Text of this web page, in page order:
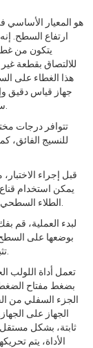
ارتفاع السطح.
للالتصاق بقطعة
هذا الغطاء على
جهاز قياس دقيق
تتوافر درجات
للنسيج الفائق،
قبل إجراء
يمكن استخدام قناع
لبدء العملية، قم
بوضعها على
تعمل أداة اللولب
بضغط مفتاح
الجزء السفلي من
الجهاز على
ثابتة، بشكل
الأداة، يتم